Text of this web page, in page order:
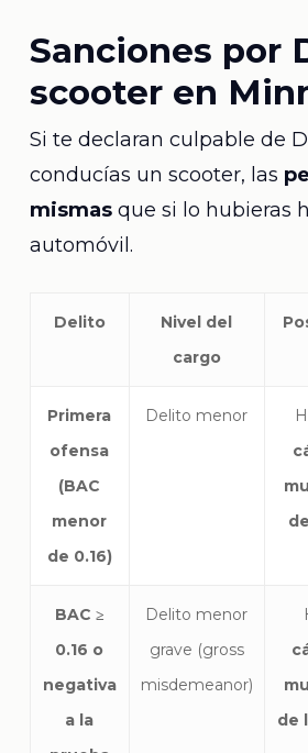
Sanciones por
scooter en
Si te declaran culpable de
conducías un scooter, las
mismasque si lo hubieras
automóvil.
Delito
Nivel del
cargo
Primera
ofensa
(BAC
menor
de 0.16)
Delito menor
BAC ≥
0.16 o
negativa
a la
Delito menor
grave (gross
misdemeanor)
de